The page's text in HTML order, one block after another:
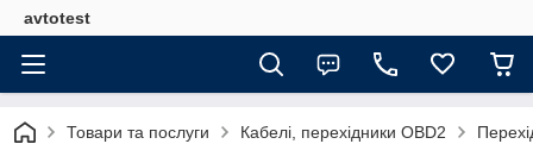
avtotest
Товари та послуги Кабелі, перехідники OBD2